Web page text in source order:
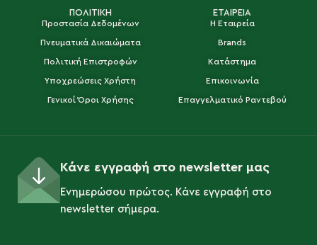
ΠΟΛΙΤΙΚΗ
Προστασία Δεδομένων
Πνευματικά Δικαιώματα
Πολιτική Επιστροφών
Υποχρεώσεις Χρήστη
Γενικοί Όροι Χρήσης
ΕΤΑΙΡΕΙΑ
Η Εταιρεία
Brands
Κατάστημα
Επικοινωνία
Επαγγελματικό Ραντεβού
Κάνε εγγραφή στο newsletter μας
Ενημερώσου πρώτος. Κάνε εγγραφή στο
newsletter σήμερα.